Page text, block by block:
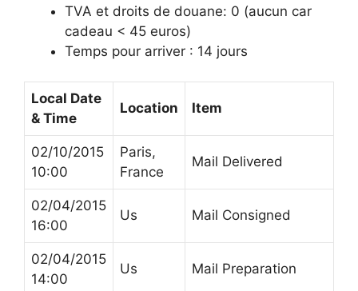
TVA et droits de douane: 0 (aucun car
cadeau < 45 euros)
Temps pour arriver : 14 jours
Local Date
& Time
Location Item
02/10/2015
10:00
Paris,
France
Mail Delivered
02/04/2015
16:00
Us Mail Consigned
02/04/2015
14:00
Us Mail Preparation